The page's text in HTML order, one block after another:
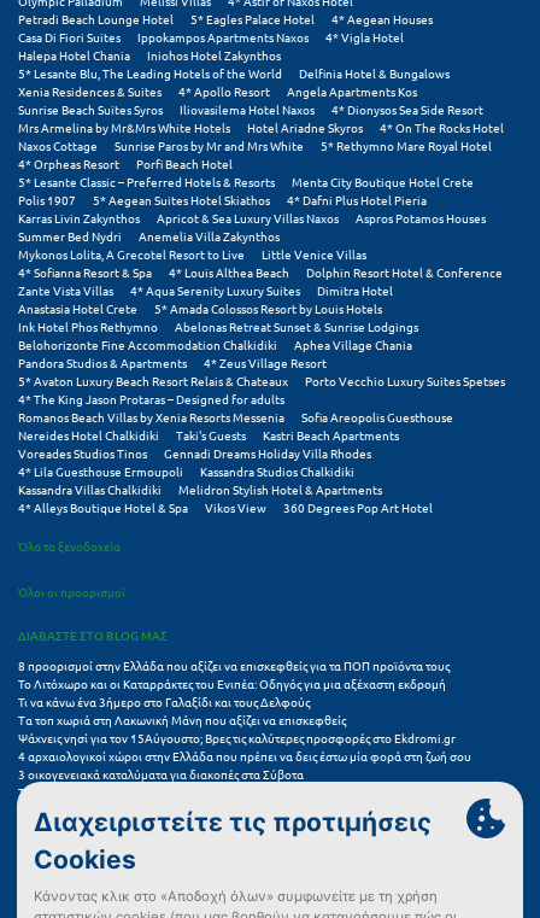
Πάτρα
Παύλιανη
Πειραιάς
Πελοπόννησος
Πήλιο
Πιερία
Πλαταμώνας
Πλύτρα Λακωνίας
Πόρος
Πόρτο Χέλι
Πρέβεζα
Ρ
Ρέθυμνο
Ρίο
Ρόδος
Σ
Σαλαμίνα
Petradi Beach Lounge Hotel
5* Eagles Palace Hotel
4* Aegean Houses
Casa Di Fiori Suites
Ippokampos Apartments Naxos
4* Vigla Hotel
Halepa Hotel Chania
Iniohos Hotel Zakynthos
5* Lesante Blu, The Leading Hotels of the World
Delfinia Hotel & Bungalows
Xenia Residences & Suites
4* Apollo Resort
Angela Apartments Kos
Sunrise Beach Suites Syros
Iliovasilema Hotel Naxos
4* Dionysos Sea Side Resort
Mrs Armelina by Mr&Mrs White Hotels
Hotel Ariadne Skyros
4* On The Rocks Hotel
Naxos Cottage
Sunrise Paros by Mr and Mrs White
5* Rethymno Mare Royal Hotel
4* Orpheas Resort
Porfi Beach Hotel
5* Lesante Classic – Preferred Hotels & Resorts
Menta City Boutique Hotel Crete
Polis 1907
5* Aegean Suites Hotel Skiathos
4* Dafni Plus Hotel Pieria
Karras Livin Zakynthos
Apricot & Sea Luxury Villas Naxos
Aspros Potamos Houses
Summer Bed Nydri
Anemelia Villa Zakynthos
Mykonos Lolita, A Grecotel Resort to Live
Little Venice Villas
4* Sofianna Resort & Spa
4* Louis Althea Beach
Dolphin Resort Hotel & Conference
Zante Vista Villas
4* Aqua Serenity Luxury Suites
Dimitra Hotel
Anastasia Hotel Crete
5* Amada Colossos Resort by Louis Hotels
Ink Hotel Phos Rethymno
Abelonas Retreat Sunset & Sunrise Lodgings
Belohorizonte Fine Accommodation Chalkidiki
Aphea Village Chania
Pandora Studios & Apartments
4* Zeus Village Resort
5* Avaton Luxury Beach Resort Relais & Chateaux
Porto Vecchio Luxury Suites Spetses
4* The King Jason Protaras – Designed for adults
Romanos Beach Villas by Xenia Resorts Messenia
Sofia Areopolis Guesthouse
Nereides Hotel Chalkidiki
Taki's Guests
Kastri Beach Apartments
Voreades Studios Tinos
Gennadi Dreams Holiday Villa Rhodes
4* Lila Guesthouse Ermoupoli
Kassandra Studios Chalkidiki
Kassandra Villas Chalkidiki
Melidron Stylish Hotel & Apartments
4* Alleys Boutique Hotel & Spa
Vikos View 360 Degrees Pop Art Hotel
Όλα τα ξενοδοχεία
Όλοι οι προορισμοί
ΔΙΑΒΑΣΤΕ ΣΤΟ BLOG ΜΑΣ
8 προορισμοί στην Ελλάδα που αξίζει να επισκεφθείς για τα ΠΟΠ προϊόντα τους
Το Λιτόχωρο και οι Καταρράκτες του Ενιπέα: Οδηγός για μια αξέχαστη εκδρομή
Τι να κάνω ένα 3ήμερο στο Γαλαξίδι και τους Δελφούς
Τα τοπ χωριά στη Λακωνική Μάνη που αξίζει να επισκεφθείς
Ψάχνεις νησί για τον 15Αύγουστο; Βρες τις καλύτερες προσφορές στο Ekdromi.gr
4 αρχαιολογικοί χώροι στην Ελλάδα που πρέπει να δεις έστω μία φορά στη ζωή σου
3 οικογενειακά καταλύματα για διακοπές στα Σύβοτα
Τα 11 καλύτερα καλοκαιρινά resorts στην Ελλάδα
7 μικρά ελληνικά νησιά για αξέχαστες καλοκαιρινές διακοπές
5+1 ινσταγκραμικές παραλίες στην Ελλάδα που αξίζουν μια θέση στο feed σου
Συχνές Ερωτήσεις (FAQs) για Ξενοδοχεία